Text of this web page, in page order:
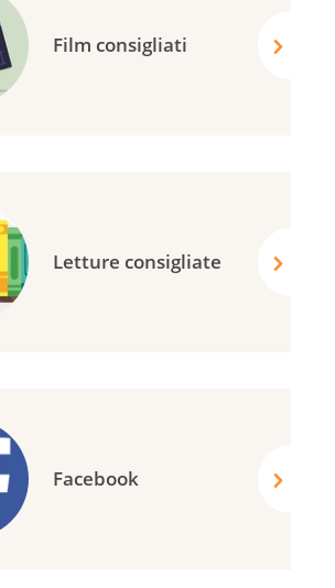
Film consigliati
Letture consigliate
Facebook